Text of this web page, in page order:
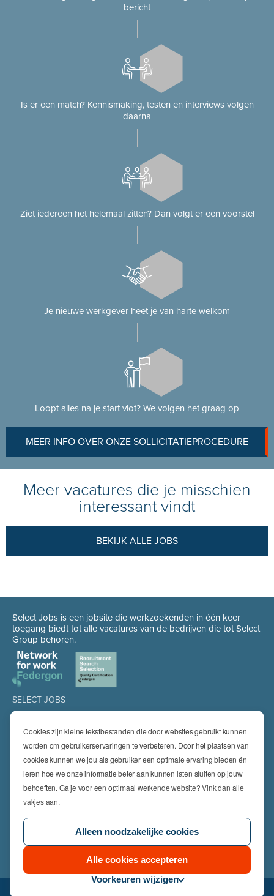
Cookies zijn kleine tekstbestanden die door websites gebruikt kunnen
worden om gebruikerservaringen te verbeteren. Door het plaatsen van
cookies kunnen we jou als gebruiker een optimale ervaring bieden én
leren hoe we onze informatie beter aan kunnen laten sluiten op jouw
behoeften. Ga je voor een optimaal werkende website? Vink dan alle
vakjes aan.
Alleen noodzakelijke cookies
Alle cookies accepteren
Voorkeuren wijzigen
bericht
Is er een match? Kennismaking, testen en interviews volgen
daarna
Ziet iedereen het helemaal zitten? Dan volgt er een voorstel
Je nieuwe werkgever heet je van harte welkom
Loopt alles na je start vlot? We volgen het graag op
MEER INFO OVER ONZE SOLLICITATIEPROCEDURE
Meer vacatures die je misschien
interessant vindt
BEKIJK ALLE JOBS
Select Jobs is een jobsite die werkzoekenden in één keer
toegang biedt tot alle vacatures van de bedrijven die tot Select
Group behoren.
SELECT JOBS
Jobs
Job alert
SPECIALISATIES
Technics
High Technics & Engineering
Logistics
Finance & Insurance
Office
HR & Legal